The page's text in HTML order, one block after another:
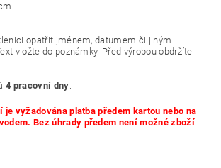
opatřit jménem, datumem či jiným
vložte do poznámky. Před výrobou obdržíte
4 pracovní dny.
vyžadována platba předem kartou nebo na
Bez úhrady předem není možné zboží